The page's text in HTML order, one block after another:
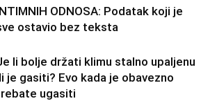
ODNOSA: Podatak koji je
ostavio bez teksta
li bolje držati klimu stalno upaljenu
je gasiti? Evo kada je obavezno
ugasiti